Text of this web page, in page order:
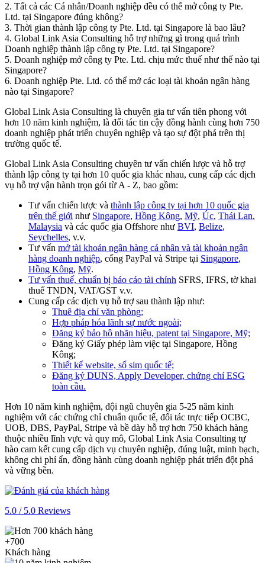
2. Tất cả các Cá nhân/Doanh nghiệp đều có thể mở công ty Pte.
Ltd. tại Singapore đúng không?
3. Thời gian thành lập công ty Pte. Ltd. tại Singapore là bao lâu?
4. Global Link Asia Consulting hỗ trợ những gì trong quá trình
Doanh nghiệp thành lập công ty Pte. Ltd. tại Singapore?
5. Doanh nghiệp mở công ty Pte. Ltd. chịu mức thuế như thế nào tại
Singapore?
6. Doanh nghiệp Pte. Ltd. có thể mở các loại tài khoản ngân hàng
nào tại Singapore?
Global Link Asia Consulting là chuyên gia tư vấn tiên phong với
hơn 10 năm kinh nghiệm, là đối tác tin cậy đồng hành cùng hơn 750
doanh nghiệp phát triển chuyên nghiệp và tạo sự đột phá trên thị
trường quốc tế.
Global Link Asia Consulting chuyên tư vấn chiến lược và hỗ trợ
thành lập công ty tại hơn 10 quốc gia khác nhau, cung cấp các dịch
vụ hỗ trợ vận hành trọn gói từ A - Z, bao gồm:
Tư vấn chiến lược và thành lập công ty tại hơn 10 quốc gia
trên thế giới như Singapore, Hồng Kông, Mỹ, Úc, Thái Lan,
Malaysia và các quốc gia Offshore như BVI, Belize,
Seychelles, v.v.
Tư vấn mở tài khoản ngân hàng cá nhân và tài khoản ngân
hàng doanh nghiệp, cổng PayPal và Stripe tại Singapore,
Hồng Kông, Mỹ.
Tư vấn thuế, chuẩn bị báo cáo tài chính SFRS, IFRS, tờ khai
thuế TNDN, VAT/GST v.v.
Cung cấp các dịch vụ hỗ trợ sau thành lập như:
Thuê địa chỉ văn phòng;
Hợp pháp hóa lãnh sự nước ngoài;
Đăng ký bảo hộ nhãn hiệu, patent tại Singapore, Mỹ;
Đăng ký Giấy phép làm việc tại Singapore, Hồng
Kông;
Thiết kế website, số sim quốc tế;
Đăng ký DUNS, Apply Developer, chứng chỉ ESG
toàn cầu.
Hơn 10 năm kinh nghiệm, đội ngũ chuyên gia 5-25 năm kinh
nghiệm với các chứng chỉ chuẩn quốc tế, đối tác trực tiếp OCBC,
UOB, DBS, PayPal, Stripe và bề dày hỗ trợ hơn 750 khách hàng
thuộc nhiều lĩnh vực và quy mô, Global Link Asia Consulting tự
hào cam kết cung cấp dịch vụ chuyên nghiệp, đúng luật, minh bạch,
không chi phí ẩn, đồng hành cùng doanh nghiệp phát triển đột phá
và vững bền.
5.0 / 5.0 Reviews
+700
Khách hàng